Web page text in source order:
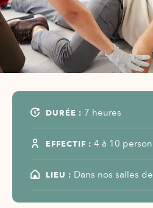
DURÉE : 7 heures
EFFECTIF : 4 à 10
LIEU : Dans nos salles